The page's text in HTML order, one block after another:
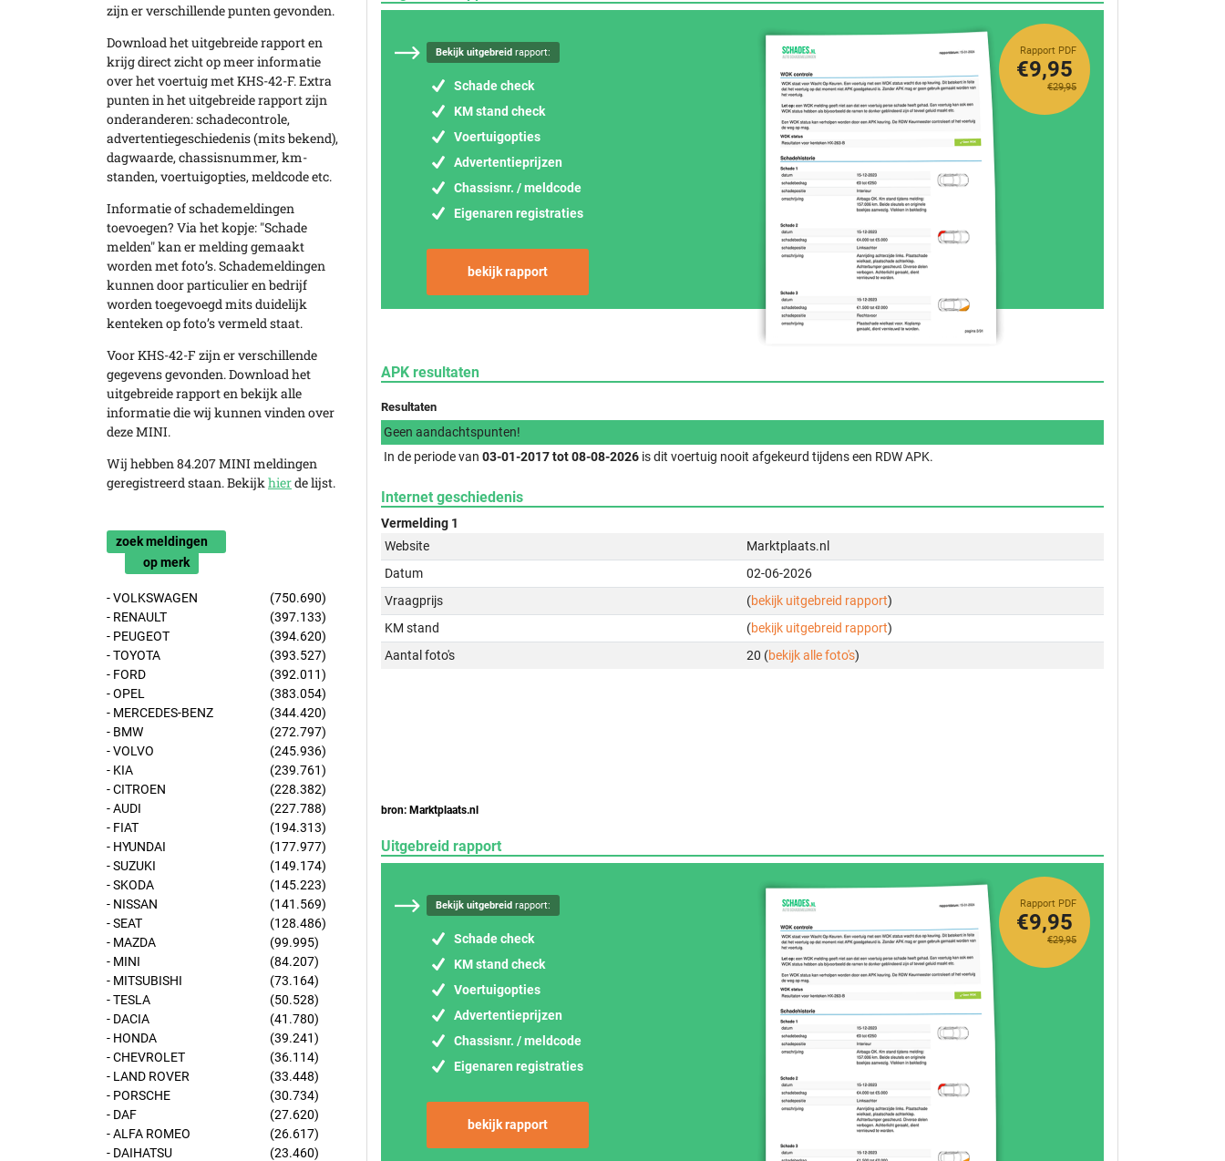
zijn er verschillende punten gevonden.
Download het uitgebreide rapport en
krijg direct zicht op meer informatie
over het voertuig met KHS-42-F. Extra
punten in het uitgebreide rapport zijn
onderanderen: schadecontrole,
advertentiegeschiedenis (mits bekend),
dagwaarde, chassisnummer, km-
standen, voertuigopties, meldcode etc.
Informatie of schademeldingen
toevoegen? Via het kopje: "Schade
melden" kan er melding gemaakt
worden met foto’s. Schademeldingen
kunnen door particulier en bedrijf
worden toegevoegd mits duidelijk
kenteken op foto’s vermeld staat.
Voor KHS-42-F zijn er verschillende
gegevens gevonden. Download het
uitgebreide rapport en bekijk alle
informatie die wij kunnen vinden over
deze MINI.
Wij hebben 84.207 MINI meldingen
geregistreerd staan. Bekijkhierde lijst.
zoek meldingen
op merk
- VOLKSWAGEN
(750.690)
- RENAULT
(397.133)
- PEUGEOT
(394.620)
- TOYOTA
(393.527)
- FORD
(392.011)
- OPEL
(383.054)
- MERCEDES-BENZ
(344.420)
- BMW
(272.797)
- VOLVO
(245.936)
- KIA
(239.761)
- CITROEN
(228.382)
- AUDI
(227.788)
- FIAT
(194.313)
- HYUNDAI
(177.977)
- SUZUKI
(149.174)
- SKODA
(145.223)
- NISSAN
(141.569)
- SEAT
(128.486)
- MAZDA
(99.995)
- MINI
(84.207)
- MITSUBISHI
(73.164)
- TESLA
(50.528)
- DACIA
(41.780)
- HONDA
(39.241)
- CHEVROLET
(36.114)
- LAND ROVER
(33.448)
- PORSCHE
(30.734)
- DAF
(27.620)
- ALFA ROMEO
(26.617)
- DAIHATSU
(23.460)
Bekijk uitgebreid rapport:
Schade check
KM stand check
Voertuigopties
Advertentieprijzen
Chassisnr. / meldcode
Eigenaren registraties
bekijk rapport
Rapport PDF
€29,95
€9,95
APK resultaten
Resultaten
Geen aandachtspunten!
In de periode van 03-01-2017 tot 08-08-2026 is dit voertuig nooit afgekeurd tijdens een RDW APK.
Internet geschiedenis
Vermelding 1
Website
Marktplaats.nl
Datum
02-06-2026
Vraagprijs
(bekijk uitgebreid rapport)
KM stand
(bekijk uitgebreid rapport)
Aantal foto's
20 (bekijk alle foto's)
bron: Marktplaats.nl
Uitgebreid rapport
Bekijk uitgebreid rapport:
Schade check
KM stand check
Voertuigopties
Advertentieprijzen
Chassisnr. / meldcode
Eigenaren registraties
bekijk rapport
Rapport PDF
€29,95
€9,95